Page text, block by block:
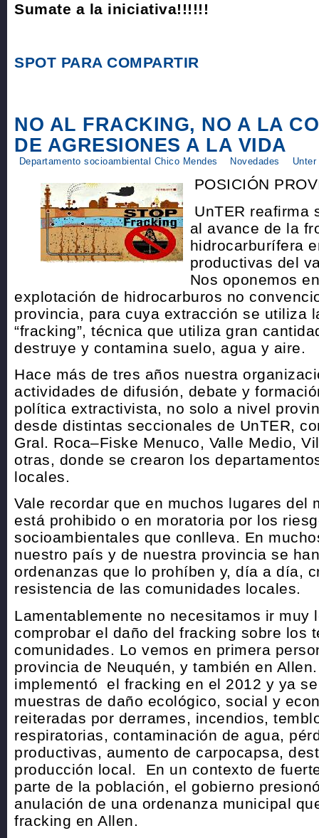
Sumate a la iniciativa!!!!!!
SPOT PARA COMPARTIR
NO AL FRACKING, NO A LA
DE AGRESIONES A LA VIDA
Departamento socioambiental Chico Mendes Novedades
POSICIÓN
UnTER reafirma
al avance de la
hidrocarburífera
productivas del
Nos oponemos
explotación de hidrocarburos no
provincia, para cuya extracción se utiliza
“fracking”, técnica que utiliza gran
destruye y contamina suelo, agua y aire.
Hace más de tres años nuestra
actividades de difusión, debate y
política extractivista, no solo a nivel
desde distintas seccionales de UnTER,
Gral. Roca–Fiske Menuco, Valle Medio,
otras, donde se crearon los
locales.
Vale recordar que en muchos lugares del
está prohibido o en moratoria por los
socioambientales que conlleva. En
nuestro país y de nuestra provincia se
ordenanzas que lo prohíben y, día a día,
resistencia de las comunidades locales.
Lamentablemente no necesitamos ir muy
comprobar el daño del fracking sobre los
comunidades. Lo vemos en primera
provincia de Neuquén, y también en
implementó el fracking en el 2012 y ya
muestras de daño ecológico, social y
reiteradas por derrames, incendios,
respiratorias, contaminación de agua,
productivas, aumento de carpocapsa,
producción local. En un contexto de
parte de la población, el gobierno
anulación de una ordenanza municipal
fracking en Allen.